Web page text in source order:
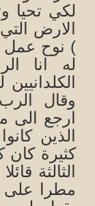
لكي تحيا
الارض
) نوح عمل
له انا
وقال
ارجع الى
الذين
كثيرة كان
الثالثة
مطرا